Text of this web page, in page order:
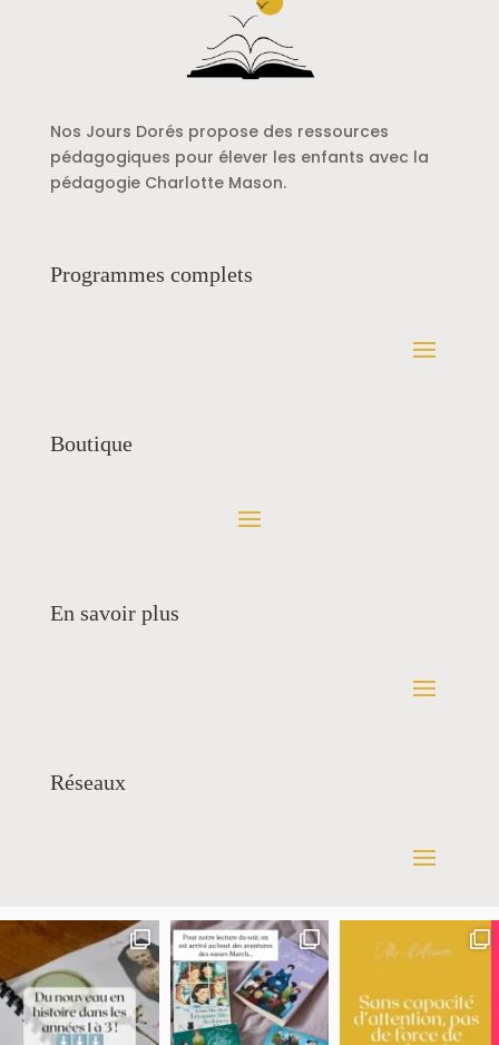
Nos Jours Dorés propose des ressources
pédagogiques pour élever les enfants avec la
pédagogie Charlotte Mason.
Programmes complets
Boutique
En savoir plus
Réseaux